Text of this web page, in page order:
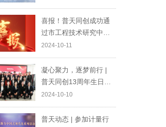
喜报！普天同创成功通
过市工程技术研究中心
认定！
2024-10-11
凝心聚力，逐梦前行 |
普天同创13周年生日快
乐！
2024-10-10
普天动态 | 参加计量行